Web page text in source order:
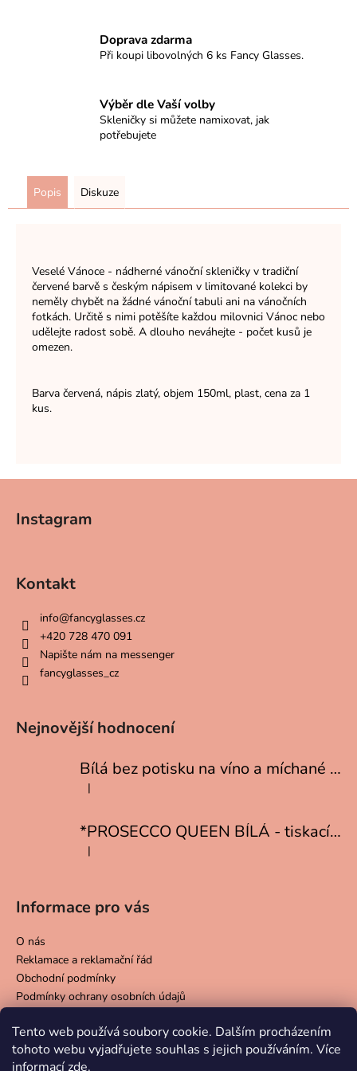
Tento web používá soubory cookie. Dalším procházením
tohoto webu vyjadřujete souhlas s jejich používáním. Více
informacízde.
Doprava zdarma
Při koupi libovolných 6 ks Fancy Glasses.
Výběr dle Vaší volby
Skleničky si můžete namixovat, jak
potřebujete
Popis Diskuze
Veselé Vánoce - nádherné vánoční skleničky v tradiční
červené barvě s českým nápisem v limitované kolekci by
neměly chybět na žádné vánoční tabuli ani na vánočních
fotkách. Určitě s nimi potěšíte každou milovnici Vánoc nebo
udělejte radost sobě. A dlouho neváhejte - počet kusů je
omezen.
Barva červená, nápis zlatý, objem 150ml, plast, cena za 1
kus.
Instagram
Kontakt
info@fancyglasses.cz
+420 728 470 091
Napište nám na messenger
fancyglasses_cz
Nejnovější hodnocení
Bílá bez potisku na víno a míchané drinky
Hodnocení produktu je 5 z 5 hvězdiček.
|
*PROSECCO QUEEN BÍLÁ - tiskací písmo
Hodnocení produktu je 5 z 5 hvězdiček.
|
Informace pro vás
O nás
Reklamace a reklamační řád
Obchodní podmínky
Podmínky ochrany osobních údajů
Péče o skleničky